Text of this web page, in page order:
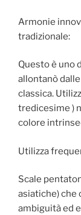
Armonie
tradizionale:
Questo è uno
allontanò
classica.
tredicesime )
colore
Utilizza
Scale
asiatiche) che
ambiguità ed